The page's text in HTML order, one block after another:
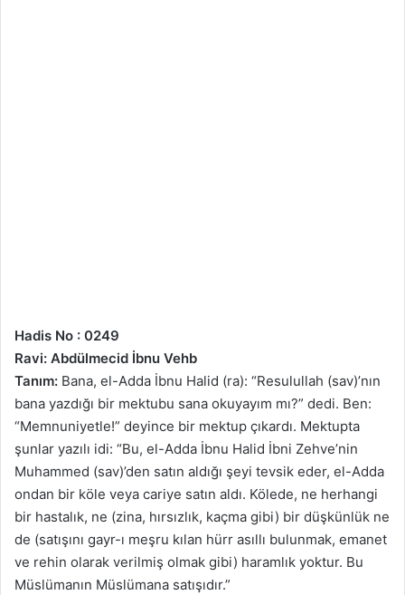
Hadis No : 0249
Ravi: Abdülmecid İbnu Vehb
Tanım: Bana, el-Adda İbnu Halid (ra): “Resulullah (sav)’nın
bana yazdığı bir mektubu sana okuyayım mı?” dedi. Ben:
“Memnuniyetle!” deyince bir mektup çıkardı. Mektupta
şunlar yazılı idi: “Bu, el-Adda İbnu Halid İbni Zehve’nin
Muhammed (sav)’den satın aldığı şeyi tevsik eder, el-Adda
ondan bir köle veya cariye satın aldı. Kölede, ne herhangi
bir hastalık, ne (zina, hırsızlık, kaçma gibi) bir düşkünlük ne
de (satışını gayr-ı meşru kılan hürr asıllı bulunmak, emanet
ve rehin olarak verilmiş olmak gibi) haramlık yoktur. Bu
Müslümanın Müslümana satışıdır.”